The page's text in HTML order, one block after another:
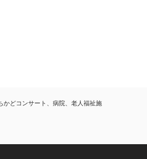
かどコンサート、病院、老人福祉施